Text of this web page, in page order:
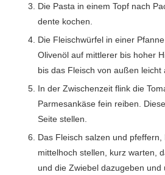
Die Pasta in einem Topf nach Packungsanweisung al
dente kochen.
Die Fleischwürfel in einer Pfanne mit zwei guten Schuss
Olivenöl auf mittlerer bis hoher
bis das Fleisch von außen leicht
In der Zwischenzeit flink die Tomaten halbieren und den
Parmesankäse fein reiben.
Seite stellen.
Das Fleisch salzen und pfeffern, Hitze auf klein bis
mittelhoch stellen, kurz warten,
und die Zwiebel dazugeben und